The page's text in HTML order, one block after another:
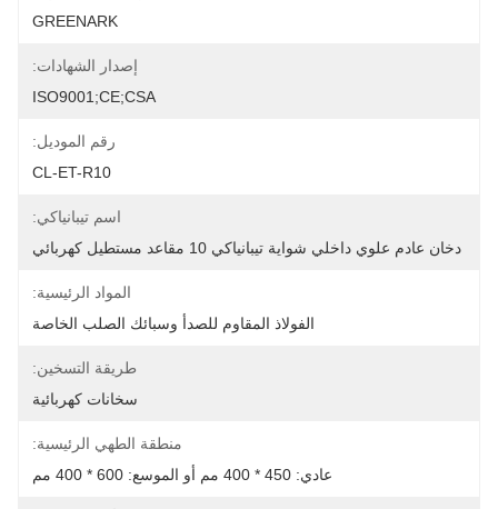
GREENARK
إصدار الشهادات:
ISO9001;CE;CSA
رقم الموديل:
CL-ET-R10
اسم تيبانياكي:
دخان عادم علوي داخلي شواية تيبانياكي 10 مقاعد مستطيل كهربائي
المواد الرئيسية:
الفولاذ المقاوم للصدأ وسبائك الصلب الخاصة
طريقة التسخين:
سخانات كهربائية
منطقة الطهي الرئيسية:
عادي: 450 * 400 مم أو الموسع: 600 * 400 مم